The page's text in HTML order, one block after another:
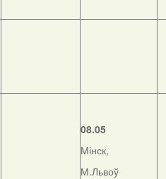
08.05
Мінск,
М.Львоў